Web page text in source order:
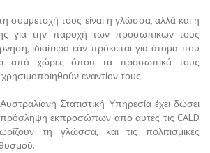
συμμετοχή τους είναι η γλώσσα, αλλά και η
για την παροχή των προσωπικών τους
ιδιαίτερα εάν πρόκειται για άτομα που
από χώρες όπου τα προσωπικά τους
εναντίον τους.
Στατιστική Υπηρεσία έχει δώσει
πρόσληψη εκπροσώπων από αυτές τις CALD
τη γλώσσα, και τις πολιτισμικές